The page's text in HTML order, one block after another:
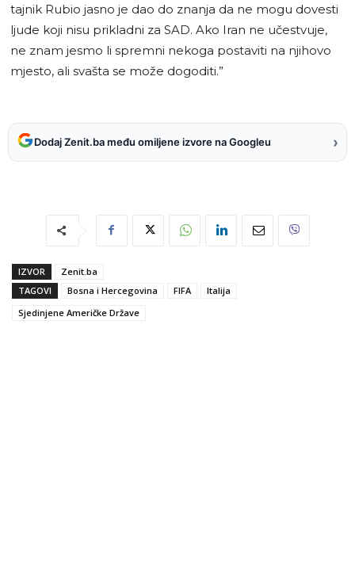
tajnik Rubio jasno je dao do znanja da ne mogu dovesti
ljude koji nisu prikladni za SAD. Ako Iran ne učestvuje,
ne znam jesmo li spremni nekoga postaviti na njihovo
mjesto, ali svašta se može dogoditi.”
Dodaj Zenit.ba među omiljene izvore na Googleu ›
IZVOR
Zenit.ba
TAGOVI
Bosna i Hercegovina FIFA
Italija
Sjedinjene Američke Države